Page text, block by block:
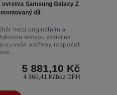
Samsung Galaxy Z
díl
mezi originálním a
vrstvou závisí na
vaše potřeby, rozpočet
...
5 881,10 Kč
4 860,41 Kčbez DPH